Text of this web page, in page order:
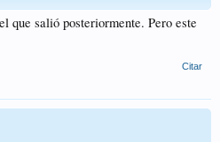
que salió posteriormente. Pero este
Citar